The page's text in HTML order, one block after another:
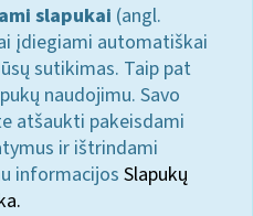
slapukai (angl.
įdiegiami automatiškai
sutikimas. Taip pat
naudojimu. Savo
atšaukti pakeisdami
ir ištrindami
informacijos Slapukų